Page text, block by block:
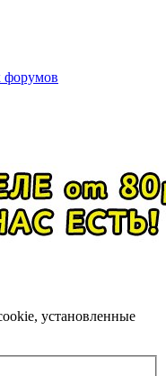
форумов
установленные